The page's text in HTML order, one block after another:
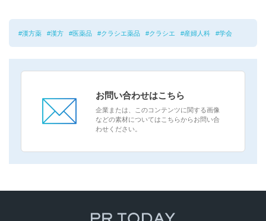
漢方薬 漢方 医薬品 クラシエ薬品 クラシエ 産婦人科 学会
お問い合わせはこちら
企業または、このコンテンツに関する画像
などの素材についてはこちらからお問い合
わせください。